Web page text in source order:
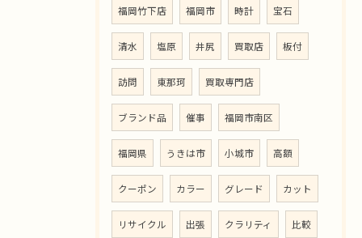
福岡竹下店 福岡市 時計 宝石
清水 塩原 井尻 買取店 板付
訪問 東那珂 買取専門店
ブランド品 催事 福岡市南区
福岡県 うきは市 小城市 高額
クーポン カラー グレード カット
リサイクル 出張 クラリティ 比較